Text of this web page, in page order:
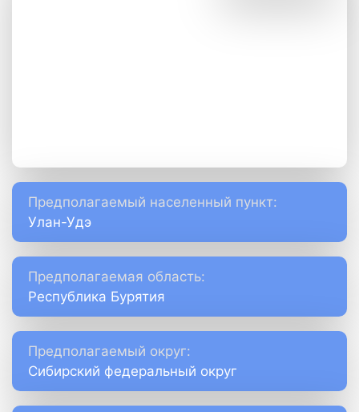
Предполагаемый населенный пункт:
Улан-Удэ
Предполагаемая область:
Республика Бурятия
Предполагаемый округ:
Сибирский федеральный округ